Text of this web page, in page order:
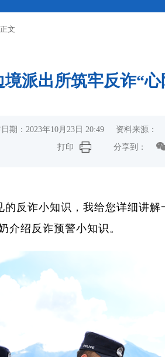
正文
境派出所筑牢反诈“
日期：2023年10月23日 20:49 资料来源
打印
分享到：
的反诈小知识，我给您详细讲
介绍反诈预警小知识。